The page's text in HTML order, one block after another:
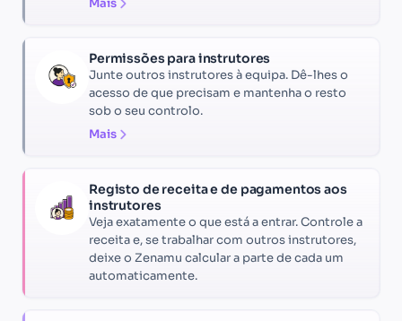
Permissões para instrutores
Junte outros instrutores à equipa. Dê-lhes o
acesso de que precisam e mantenha o resto
sob o seu controlo.
Mais
Registo de receita e de pagamentos aos
instrutores
Veja exatamente o que está a entrar. Controle a
receita e, se trabalhar com outros instrutores,
deixe o Zenamu calcular a parte de cada um
automaticamente.